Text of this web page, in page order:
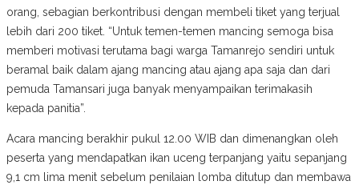
orang, sebagian berkontribusi dengan membeli tiket yang terjual
lebih dari 200 tiket. “Untuk temen-temen mancing semoga bisa
memberi motivasi terutama bagi warga Tamanrejo sendiri untuk
beramal baik dalam ajang mancing atau ajang apa saja dan dari
pemuda Tamansari juga banyak menyampaikan terimakasih
kepada panitia”.
Acara mancing berakhir pukul 12.00 WIB dan dimenangkan oleh
peserta yang mendapatkan ikan uceng terpanjang yaitu sepanjang
9,1 cm lima menit sebelum penilaian lomba ditutup dan membawa